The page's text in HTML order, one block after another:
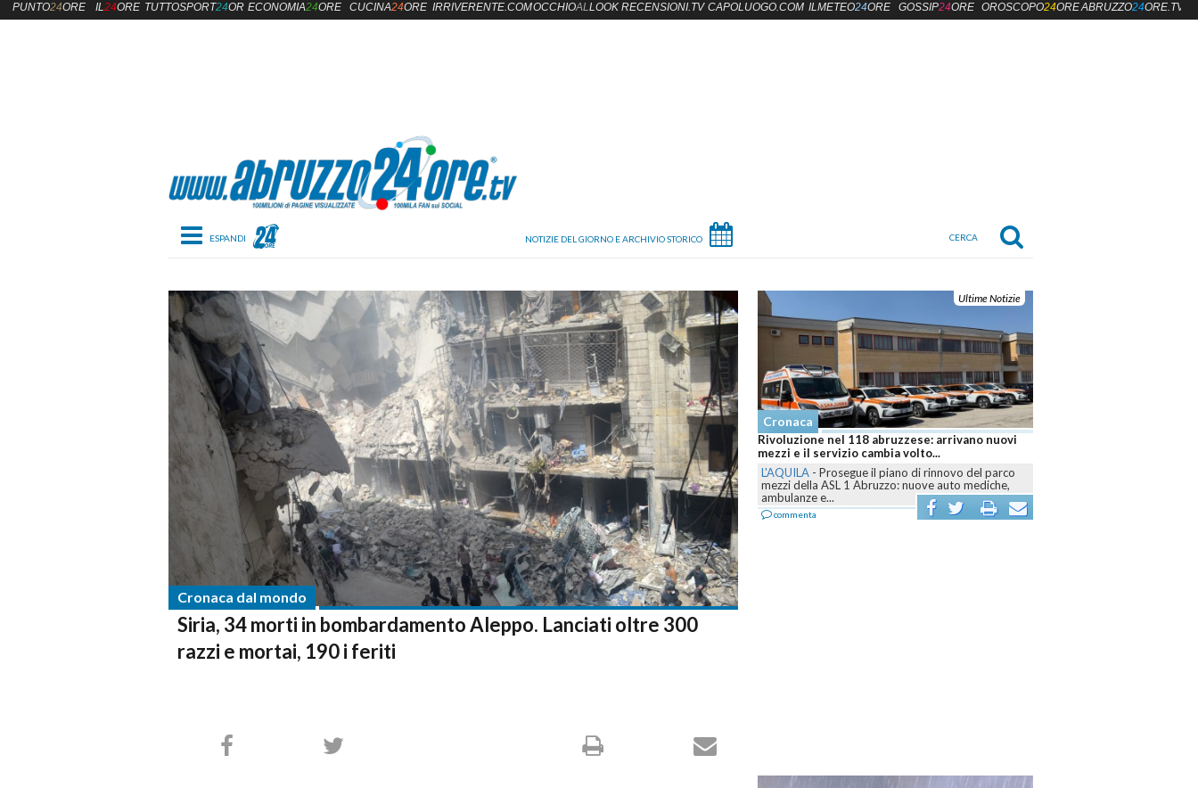
Toggle navigation
Cronaca dal mondo
Siria, 34 morti in bombardamento Aleppo. Lanciati oltre 300
razzi e mortai, 190 i feriti
Ultime Notizie
Cronaca
Rivoluzione nel 118 abruzzese: arrivano nuovi
mezzi e il servizio cambia volto...
L'AQUILA - Prosegue il piano di rinnovo del parco
mezzi della ASL 1 Abruzzo: nuove auto mediche,
ambulanze e...
commenta
PUNTO24ORE IL24ORE TUTTOSPORT24OREECONOMIA24ORE CUCINA24ORE IRRIVERENTE.COMOCCHIOALLOOK RECENSIONI.TV CAPOLUOGO.COM ILMETEO24ORE GOSSIP24ORE OROSCOPO24OREABRUZZO24ORE.TV